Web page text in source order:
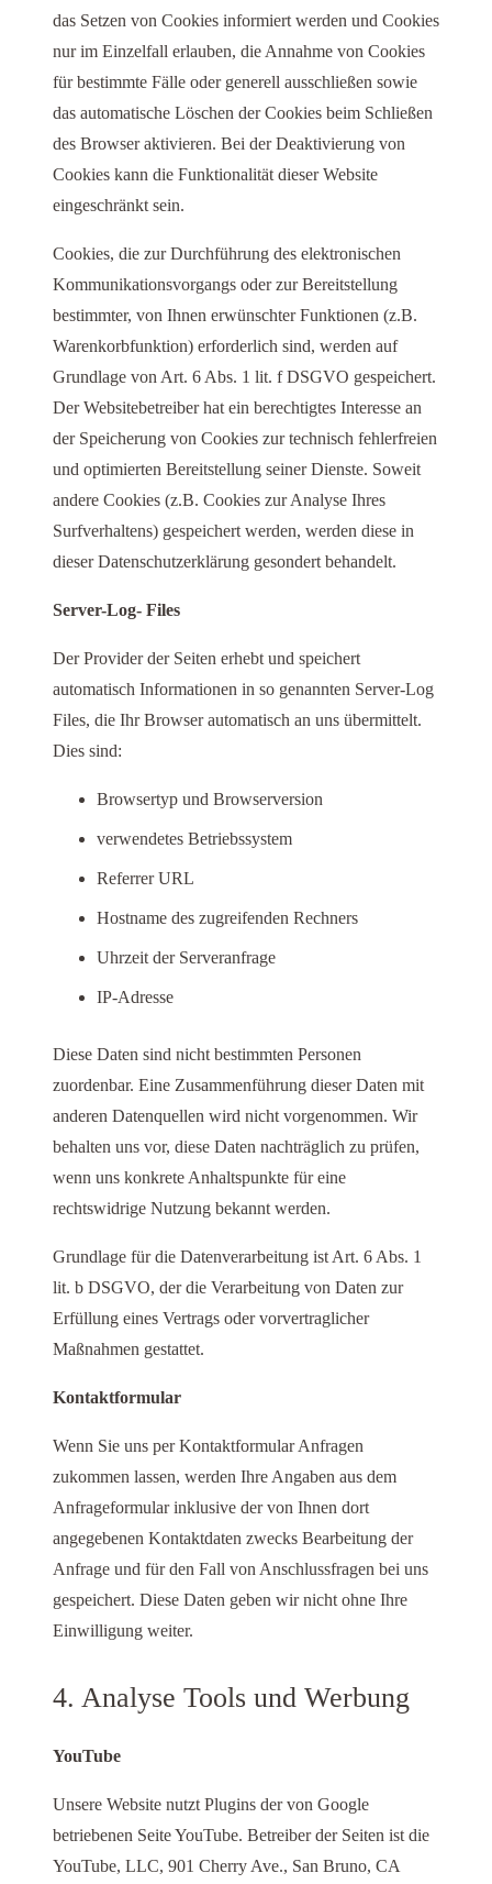
das Setzen von Cookies informiert werden und Cookies
nur im Einzelfall erlauben, die Annahme von Cookies
für bestimmte Fälle oder generell ausschließen sowie
das automatische Löschen der Cookies beim Schließen
des Browser aktivieren. Bei der Deaktivierung von
Cookies kann die Funktionalität dieser Website
eingeschränkt sein.
Cookies, die zur Durchführung des elektronischen
Kommunikationsvorgangs oder zur Bereitstellung
bestimmter, von Ihnen erwünschter Funktionen (z.B.
Warenkorbfunktion) erforderlich sind, werden auf
Grundlage von Art. 6 Abs. 1 lit. f DSGVO gespeichert.
Der Websitebetreiber hat ein berechtigtes Interesse an
der Speicherung von Cookies zur technisch fehlerfreien
und optimierten Bereitstellung seiner Dienste. Soweit
andere Cookies (z.B. Cookies zur Analyse Ihres
Surfverhaltens) gespeichert werden, werden diese in
dieser Datenschutzerklärung gesondert behandelt.
Server-Log- Files
Der Provider der Seiten erhebt und speichert
automatisch Informationen in so genannten Server-Log
Files, die Ihr Browser automatisch an uns übermittelt.
Dies sind:
Browsertyp und Browserversion
verwendetes Betriebssystem
Referrer URL
Hostname des zugreifenden Rechners
Uhrzeit der Serveranfrage
IP-Adresse
Diese Daten sind nicht bestimmten Personen
zuordenbar. Eine Zusammenführung dieser Daten mit
anderen Datenquellen wird nicht vorgenommen. Wir
behalten uns vor, diese Daten nachträglich zu prüfen,
wenn uns konkrete Anhaltspunkte für eine
rechtswidrige Nutzung bekannt werden.
Grundlage für die Datenverarbeitung ist Art. 6 Abs. 1
lit. b DSGVO, der die Verarbeitung von Daten zur
Erfüllung eines Vertrags oder vorvertraglicher
Maßnahmen gestattet.
Kontaktformular
Wenn Sie uns per Kontaktformular Anfragen
zukommen lassen, werden Ihre Angaben aus dem
Anfrageformular inklusive der von Ihnen dort
angegebenen Kontaktdaten zwecks Bearbeitung der
Anfrage und für den Fall von Anschlussfragen bei uns
gespeichert. Diese Daten geben wir nicht ohne Ihre
Einwilligung weiter.
4. Analyse Tools und Werbung
YouTube
Unsere Website nutzt Plugins der von Google
betriebenen Seite YouTube. Betreiber der Seiten ist die
YouTube, LLC, 901 Cherry Ave., San Bruno, CA